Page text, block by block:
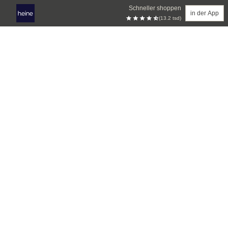
Schneller shoppen
(13.2 tsd)
in der App